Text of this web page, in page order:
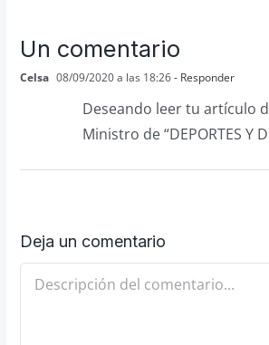
Un comentario
Celsa 08/09/2020 a las 18:26- Responder
Deseando leer tu artículo
Ministro de “DEPORTES Y
Deja un comentario
Comentario